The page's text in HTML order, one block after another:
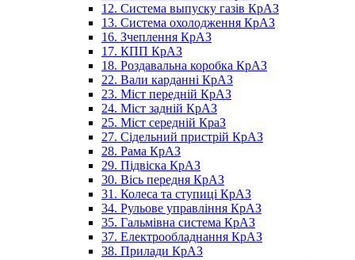
12. Система выпуску газів КрАЗ
13. Система охолодження КрАЗ
16. Зчеплення КрАЗ
17. КПП КрАЗ
18. Роздавальна коробка КрАЗ
22. Вали карданні КрАЗ
23. Міст передній КрАЗ
24. Міст задній КрАЗ
25. Міст середній КраЗ
27. Сідельний пристрій КрАЗ
28. Рама КрАЗ
29. Підвіска КрАЗ
30. Вісь передня КрАЗ
31. Колеса та ступиці КрАЗ
34. Рульове управління КрАЗ
35. Гальмівна система КрАЗ
37. Електрообладнання КрАЗ
38. Прилади КрАЗ